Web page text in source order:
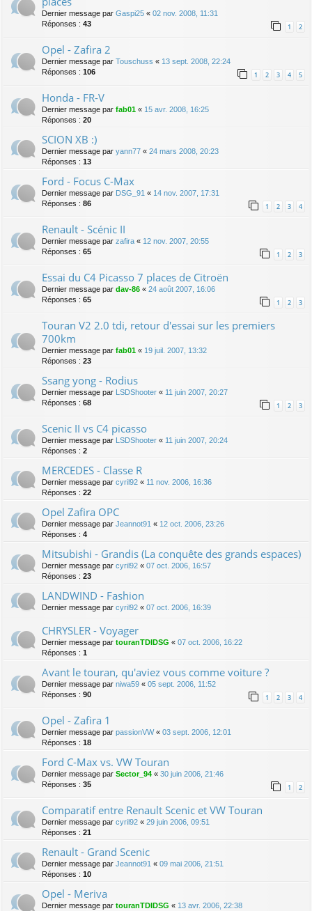
Dernier message par Gaspi25 « 02 nov. 2008, 11:31
Réponses : 43 1 2
Opel - Zafira 2
Dernier message par Touschuss « 13 sept. 2008, 22:24
Réponses : 106 1 2 3 4 5
Honda - FR-V
Dernier message par fab01 « 15 avr. 2008, 16:25
Réponses : 20
SCION XB :)
Dernier message par yann77 « 24 mars 2008, 20:23
Réponses : 13
Ford - Focus C-Max
Dernier message par DSG_91 « 14 nov. 2007, 17:31
Réponses : 86 1 2 3 4
Renault - Scénic II
Dernier message par zafira « 12 nov. 2007, 20:55
Réponses : 65 1 2 3
Essai du C4 Picasso 7 places de Citroën
Dernier message par dav-86 « 24 août 2007, 16:06
Réponses : 65 1 2 3
Touran V2 2.0 tdi, retour d'essai sur les premiers
700km
Dernier message par fab01 « 19 juil. 2007, 13:32
Réponses : 23
Ssang yong - Rodius
Dernier message par LSDShooter « 11 juin 2007, 20:27
Réponses : 68 1 2 3
Scenic II vs C4 picasso
Dernier message par LSDShooter « 11 juin 2007, 20:24
Réponses : 2
MERCEDES - Classe R
Dernier message par cyril92 « 11 nov. 2006, 16:36
Réponses : 22
Opel Zafira OPC
Dernier message par Jeannot91 « 12 oct. 2006, 23:26
Réponses : 4
Mitsubishi - Grandis (La conquête des grands espaces)
Dernier message par cyril92 « 07 oct. 2006, 16:57
Réponses : 23
LANDWIND - Fashion
Dernier message par cyril92 « 07 oct. 2006, 16:39
CHRYSLER - Voyager
Dernier message par touranTDIDSG « 07 oct. 2006, 16:22
Réponses : 1
Avant le touran, qu'aviez vous comme voiture ?
Dernier message par niwa59 « 05 sept. 2006, 11:52
Réponses : 90 1 2 3 4
Opel - Zafira 1
Dernier message par passionVW« 03 sept. 2006, 12:01
Réponses : 18
Ford C-Max vs. VW Touran
Dernier message par Sector_94 « 30 juin 2006, 21:46
Réponses : 35 1 2
Comparatif entre Renault Scenic et VW Touran
Dernier message par cyril92 « 29 juin 2006, 09:51
Réponses : 21
Renault - Grand Scenic
Dernier message par Jeannot91 « 09 mai 2006, 21:51
Réponses : 10
Opel - Meriva
Dernier message par touranTDIDSG « 13 avr. 2006, 22:38